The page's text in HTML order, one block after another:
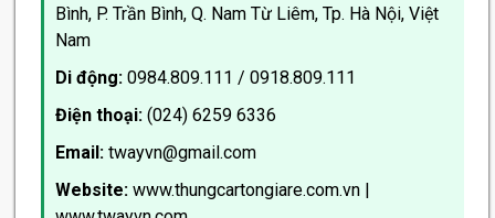
Bình, P. Trần Bình, Q. Nam Từ Liêm, Tp. Hà Nội, Việt
Nam
Di động: 0984.809.111 / 0918.809.111
Điện thoại:(024) 6259 6336
Email: twayvn@gmail.com
Website: www.thungcartongiare.com.vn